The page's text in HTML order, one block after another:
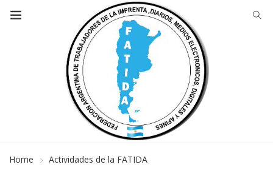
Home Actividades de la FATIDA